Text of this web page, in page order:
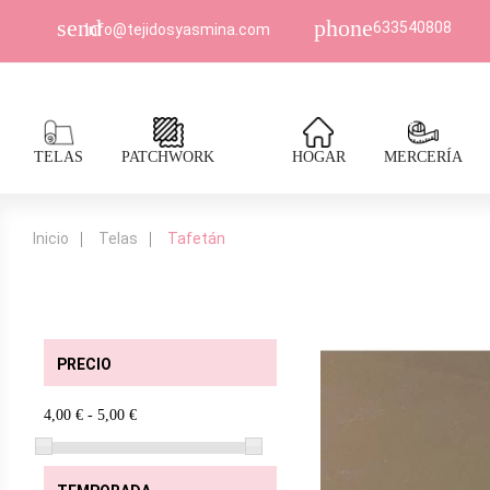
sendInfo@tejidosyasmina.com phone633540808
TELAS PATCHWORK HOGAR MERCERÍA
Inicio Telas Tafetán
PRECIO
4,00 € - 5,00 €